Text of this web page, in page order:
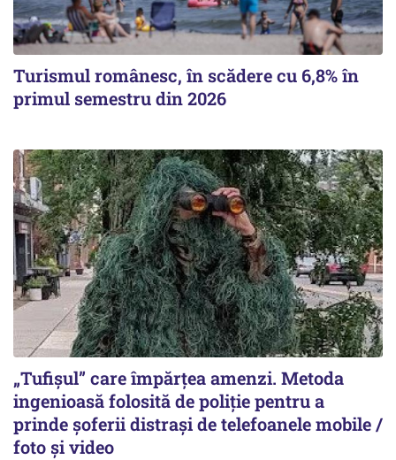
Turismul românesc, în scădere cu 6,8% în
primul semestru din 2026
„Tufișul” care împărțea amenzi. Metoda
ingenioasă folosită de poliție pentru a
prinde șoferii distrași de telefoanele mobile /
foto și video